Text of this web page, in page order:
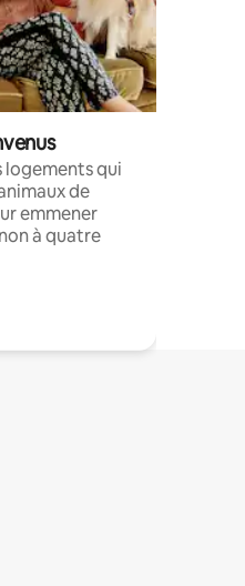
logements qui
de
emmener
à quatre